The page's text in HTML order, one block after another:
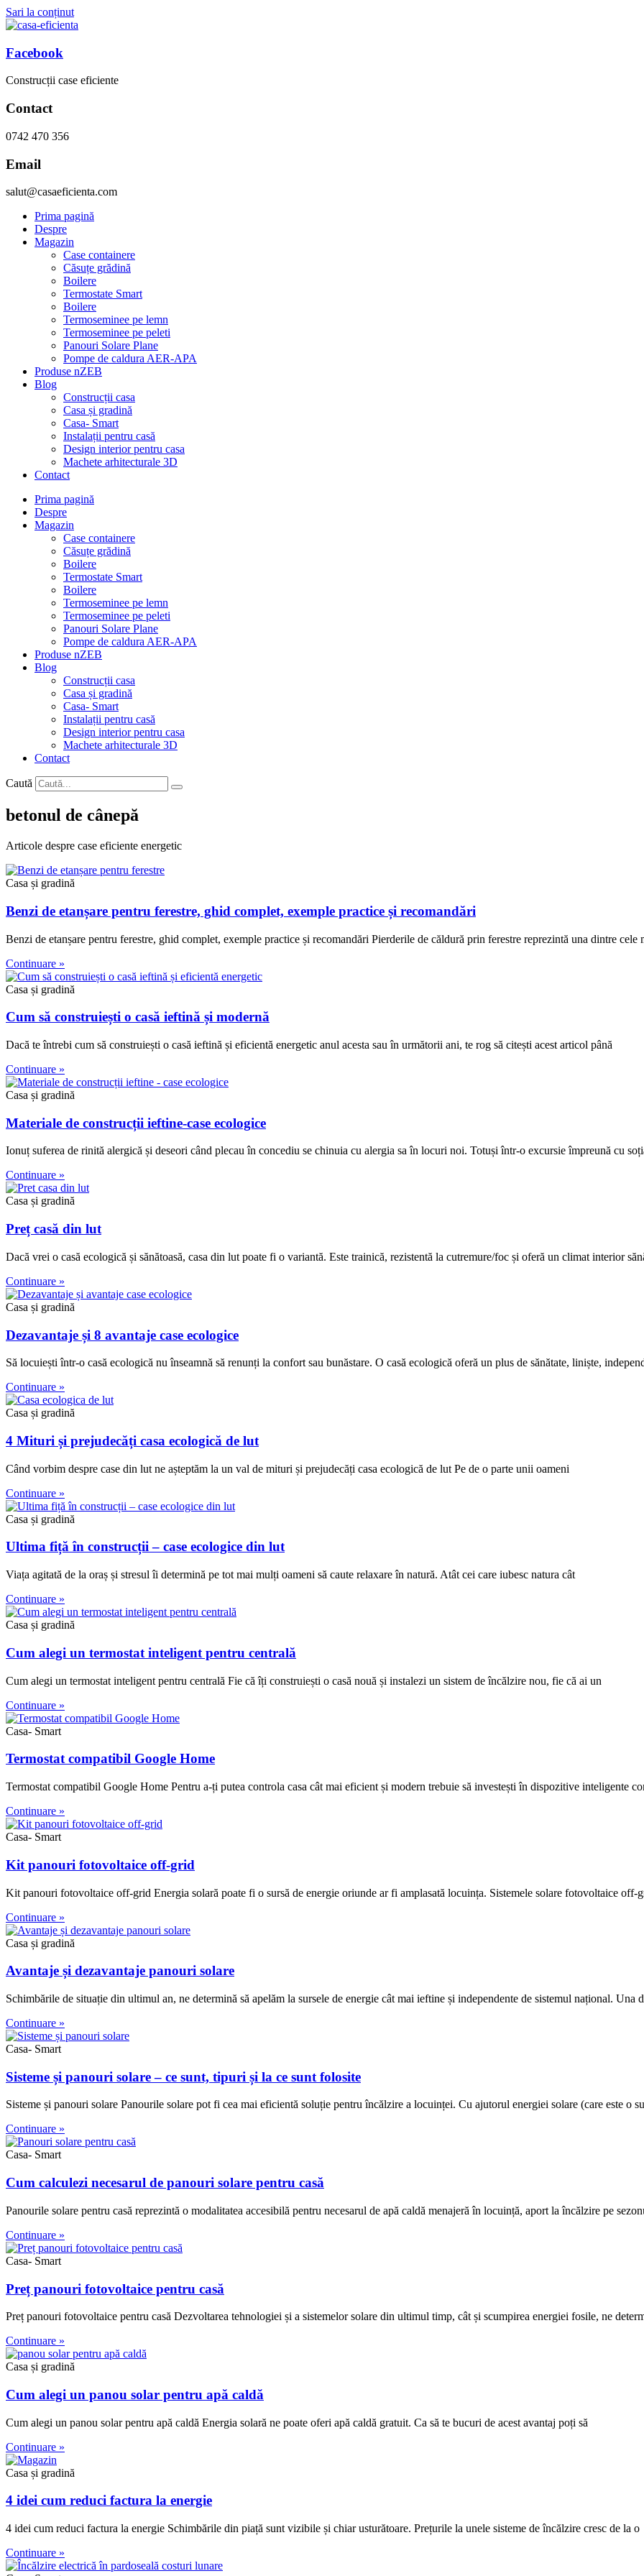
Sari la conținut
Facebook
Construcții case eficiente
Contact
0742 470 356
Email
salut@casaeficienta.com
Prima pagină
Despre
Magazin
Case containere
Căsuțe grădină
Boilere
Termostate Smart
Boilere
Termoseminee pe lemn
Termoseminee pe peleti
Panouri Solare Plane
Pompe de caldura AER-APA
Produse nZEB
Blog
Construcții casa
Casa și gradină
Casa- Smart
Instalații pentru casă
Design interior pentru casa
Machete arhitecturale 3D
Contact
Prima pagină
Despre
Magazin
Case containere
Căsuțe grădină
Boilere
Termostate Smart
Boilere
Termoseminee pe lemn
Termoseminee pe peleti
Panouri Solare Plane
Pompe de caldura AER-APA
Produse nZEB
Blog
Construcții casa
Casa și gradină
Casa- Smart
Instalații pentru casă
Design interior pentru casa
Machete arhitecturale 3D
Contact
Caută
betonul de cânepă
Articole despre case eficiente energetic
Casa și gradină
Benzi de etanșare pentru ferestre, ghid complet, exemple practice și recomandări
Benzi de etanșare pentru ferestre, ghid complet, exemple practice și recomandări Pierderile de căldură prin ferestre reprezintă una dintre
Continuare »
Casa și gradină
Cum să construiești o casă ieftină și modernă
Dacă te întrebi cum să construiești o casă ieftină și eficientă energetic anul acesta sau în următorii ani, te rog să citești acest articol până
Continuare »
Casa și gradină
Materiale de construcții ieftine-case ecologice
Ionuț suferea de rinită alergică și deseori când plecau în concediu se chinuia cu alergia sa în locuri noi. Totuși într-o excursie împreună cu
Continuare »
Casa și gradină
Preț casă din lut
Dacă vrei o casă ecologică și sănătoasă, casa din lut poate fi o variantă. Este trainică, rezistentă la cutremure/foc și oferă un climat interior
Continuare »
Casa și gradină
Dezavantaje și 8 avantaje case ecologice
Să locuiești într-o casă ecologică nu înseamnă să renunți la confort sau bunăstare. O casă ecologică oferă un plus de sănătate, liniște,
Continuare »
Casa și gradină
4 Mituri și prejudecăți casa ecologică de lut
Când vorbim despre case din lut ne așteptăm la un val de mituri și prejudecăți casa ecologică de lut Pe de o parte unii oameni
Continuare »
Casa și gradină
Ultima fiță în construcții – case ecologice din lut
Viața agitată de la oraș și stresul îi determină pe tot mai mulți oameni să caute relaxare în natură. Atât cei care iubesc natura cât
Continuare »
Casa și gradină
Cum alegi un termostat inteligent pentru centrală
Cum alegi un termostat inteligent pentru centrală Fie că îți construiești o casă nouă și instalezi un sistem de încălzire nou, fie că ai un
Continuare »
Casa- Smart
Termostat compatibil Google Home
Termostat compatibil Google Home Pentru a-ți putea controla casa cât mai eficient și modern trebuie să investești în dispozitive inteligente
Continuare »
Casa- Smart
Kit panouri fotovoltaice off-grid
Kit panouri fotovoltaice off-grid Energia solară poate fi o sursă de energie oriunde ar fi amplasată locuința. Sistemele solare fotovoltaice off-
Continuare »
Casa și gradină
Avantaje și dezavantaje panouri solare
Schimbările de situație din ultimul an, ne determină să apelăm la sursele de energie cât mai ieftine și independente de sistemul național. Una
Continuare »
Casa- Smart
Sisteme și panouri solare – ce sunt, tipuri și la ce sunt folosite
Sisteme și panouri solare Panourile solare pot fi cea mai eficientă soluție pentru încălzire a locuinței. Cu ajutorul energiei solare (care este o
Continuare »
Casa- Smart
Cum calculezi necesarul de panouri solare pentru casă
Panourile solare pentru casă reprezintă o modalitatea accesibilă pentru necesarul de apă caldă menajeră în locuință, aport la încălzire pe
Continuare »
Casa- Smart
Preț panouri fotovoltaice pentru casă
Preț panouri fotovoltaice pentru casă Dezvoltarea tehnologiei și a sistemelor solare din ultimul timp, cât și scumpirea energiei fosile, ne
Continuare »
Casa și gradină
Cum alegi un panou solar pentru apă caldă
Cum alegi un panou solar pentru apă caldă Energia solară ne poate oferi apă caldă gratuit. Ca să te bucuri de acest avantaj poți să
Continuare »
Casa și gradină
4 idei cum reduci factura la energie
4 idei cum reduci factura la energie Schimbările din piață sunt vizibile și chiar usturătoare. Prețurile la unele sisteme de încălzire cresc de la o
Continuare »